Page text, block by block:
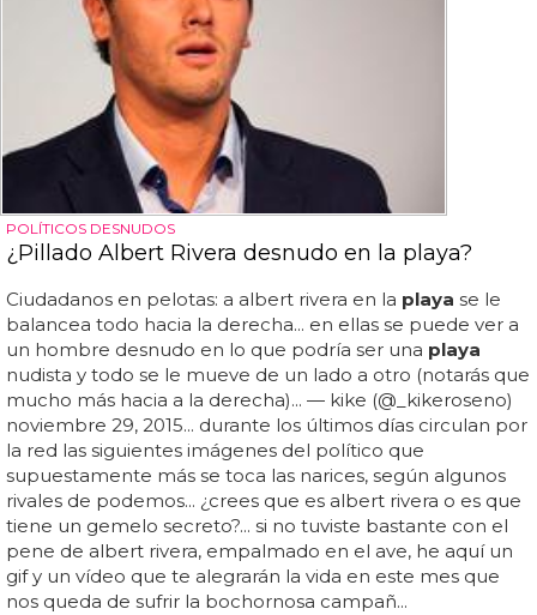
POLÍTICOS DESNUDOS
¿Pillado Albert Rivera desnudo en la playa?
Ciudadanos en pelotas: a albert rivera en la playa se le
balancea todo hacia la derecha... en ellas se puede ver a
un hombre desnudo en lo que podría ser una playa
nudista y todo se le mueve de un lado a otro (notarás que
mucho más hacia a la derecha)... — kike (@_kikeroseno)
noviembre 29, 2015... durante los últimos días circulan por
la red las siguientes imágenes del político que
supuestamente más se toca las narices, según algunos
rivales de podemos... ¿crees que es albert rivera o es que
tiene un gemelo secreto?... si no tuviste bastante con el
pene de albert rivera, empalmado en el ave, he aquí un
gif y un vídeo que te alegrarán la vida en este mes que
nos queda de sufrir la bochornosa campañ...